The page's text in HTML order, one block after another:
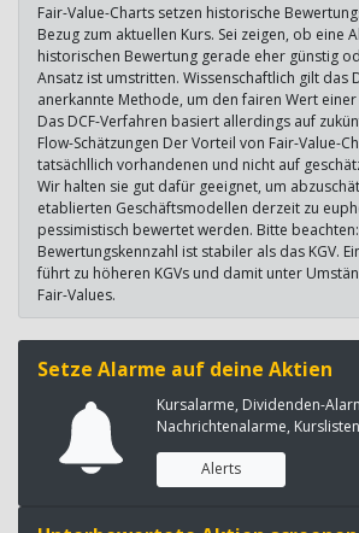
Fair-Value-Charts setzen historische
Bezug zum aktuellen Kurs. Sei zeigen, ob eine
historischen Bewertung gerade eher günstig
Ansatz ist umstritten. Wissenschaftlich gilt das
anerkannte Methode, um den fairen Wert
Das DCF-Verfahren basiert allerdings auf
Flow-Schätzungen Der Vorteil von Fair-Value-
tatsächllich vorhandenen und nicht auf
Wir halten sie gut dafür geeignet, um
etablierten Geschäftsmodellen derzeit zu
pessimistisch bewertet werden. Bitte beachten:
Bewertungskennzahl ist stabiler als das KGV.
führt zu höheren KGVs und damit unter
Fair-Values.
Setze Alarme auf deine Aktien
Kursalarme, Dividenden-
Nachrichtenalarme,
Alerts